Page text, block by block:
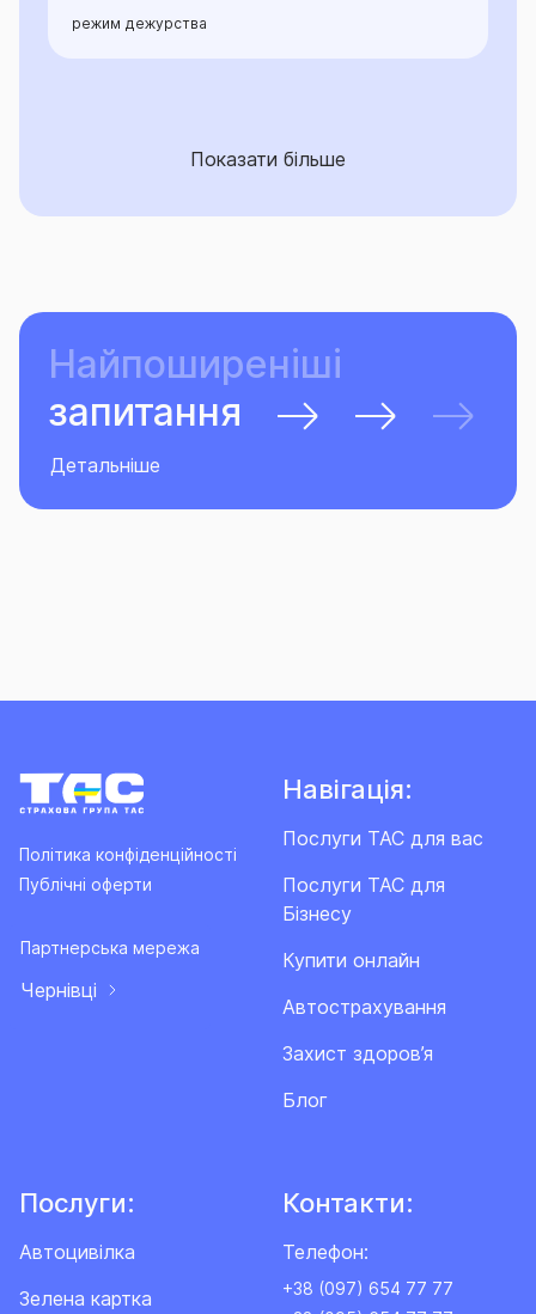
режим дежурства
Показати більше
Найпоширеніші
запитання
Детальніше
Політика конфіденційності
Публічні оферти
Партнерська мережа
Чернівці
Навігація:
Послуги ТАС для вас
Послуги ТАС для
Бізнесу
Купити онлайн
Автострахування
Захист здоров’я
Блог
Послуги:
Автоцивілка
Зелена картка
Контакти:
Телефон:
+38 (097) 654 77 77